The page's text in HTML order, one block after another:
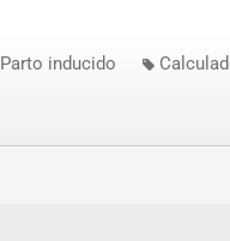
Parto inducido